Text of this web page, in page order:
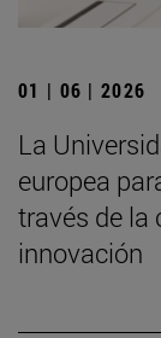
01 | 06 | 2026
La
europea
través de la
innovación